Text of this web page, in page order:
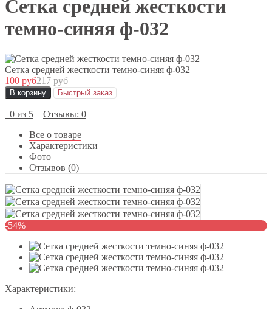
Сетка средней жесткости
темно-синяя ф-032
Сетка средней жесткости темно-синяя ф-032
100 руб217 руб
В корзину Быстрый заказ
0 из 5
Отзывы: 0
Все о товаре
Характеристики
Фото
Отзывов (0)
-54%
Характеристики: